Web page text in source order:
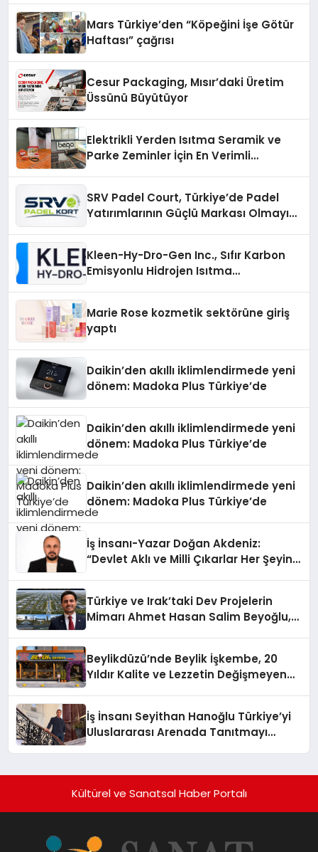
Mars Türkiye’den “Köpeğini İşe Götür
Haftası” çağrısı
Cesur Packaging, Mısır’daki Üretim
Üssünü Büyütüyor
Elektrikli Yerden Isıtma Seramik ve
Parke Zeminler İçin En Verimli
SRV Padel Court, Türkiye’de Padel
Yatırımlarının Güçlü Markası Olmayı
Kleen-Hy-Dro-Gen Inc., Sıfır Karbon
Emisyonlu Hidrojen Isıtma
Marie Rose kozmetik sektörüne giriş
yaptı
Daikin’den akıllı iklimlendirmede yeni
dönem: Madoka Plus Türkiye’de
Daikin’den akıllı iklimlendirmede yeni
dönem: Madoka Plus Türkiye’de
Daikin’den akıllı iklimlendirmede yeni
dönem: Madoka Plus Türkiye’de
İş İnsanı-Yazar Doğan Akdeniz:
“Devlet Aklı ve Milli Çıkarlar Her Şeyin
Türkiye ve Irak’taki Dev Projelerin
Mimarı Ahmet Hasan Salim Beyoğlu,
Hayata Geçirecek
Beylikdüzü’nde Beylik İşkembe, 20
Yıldır Kalite ve Lezzetin Değişmeyen
İş İnsanı Seyithan Hanoğlu Türkiye’yi
Uluslararası Arenada Tanıtmayı
Kültürel ve Sanatsal Haber Portalı